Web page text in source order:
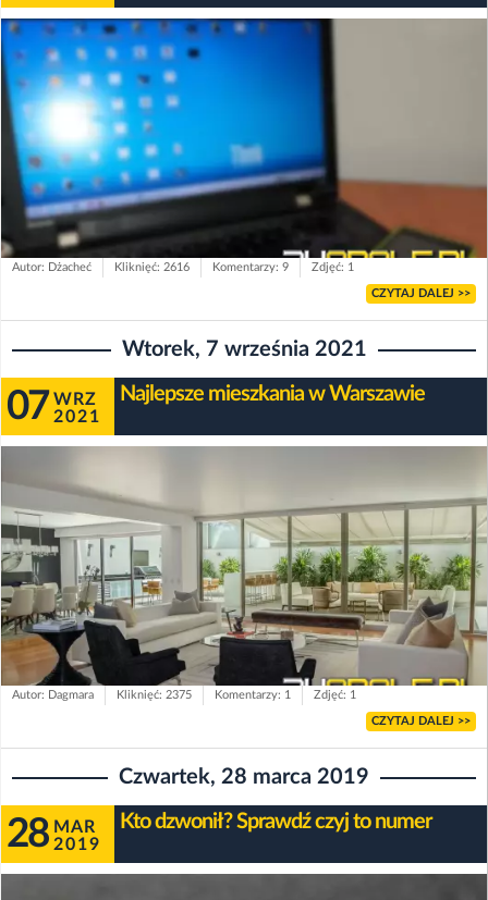
Autor: Dżacheć Kliknięć: 2616 Komentarzy: 9 Zdjęć: 1
CZYTAJ DALEJ >>
Wtorek, 7 września 2021
07 WRZ
2021
Najlepsze mieszkania w Warszawie
Autor: Dagmara Kliknięć: 2375 Komentarzy: 1 Zdjęć: 1
CZYTAJ DALEJ >>
Czwartek, 28 marca 2019
28 MAR
2019
Kto dzwonił? Sprawdź czyj to numer